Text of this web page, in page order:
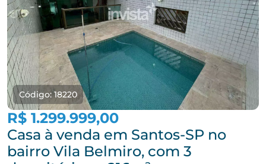
Código: 18220
R$ 1.299.999,00
Casa à venda em Santos-SP no
bairro Vila Belmiro, com 3